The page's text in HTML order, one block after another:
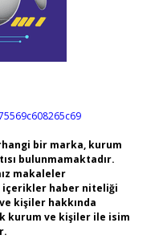
bir marka, kurum
bulunmamaktadır.
makaleler
içerikler haber niteliği
kişiler hakkında
kurum ve kişiler ile isim